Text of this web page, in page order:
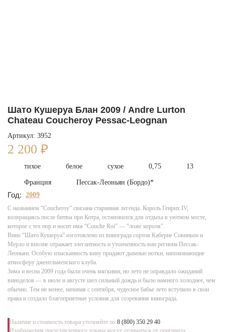
Шато Кушеруа Блан 2009 / Andre Lurton
Chateau Coucheroy Pessac-Leognan
Артикул: 3952
2 200 ₽
тихое белое сухое 0,75 13
Франция Пессак-Леоньян (Бордо)*
Год: 2009
С названием “Coucheroy” связана старинная легенда. Король Генрих IV,
возвращаясь после битвы при Котра, остановился для отдыха в уютном месте,
которое с тех пор и носит имя “Couche Roi” — “ложе короля”.
Вино “Шато Кушеруа” изготовлено из винограда сортов Каберне Совиньон и
Мерло и вполне отражает элегантность и утонченность вин региона Пессак-
Леоньян. Особую изысканность вину придают дымные нотки, напоминающие
атмосферу джентльменского клуба.
Зима и весна 2009 года были очень мягкими, но лето не оправдало ожиданий
виноделов — в июле и августе шел сильный дождь и было намного холоднее, чем
обычно. Тем не менее, начиная с сентября, чудесное бабье лето вступило в свои
права и создало благоприятные условия для созревания винограда.
Наличие и стоимость товара уточняйте по 8 (800) 350 29 40
Изображения представленного товара могут отличаться от оригинала